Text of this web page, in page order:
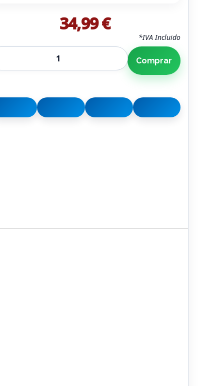
34,99 €
*IVA Incluido
Comprar